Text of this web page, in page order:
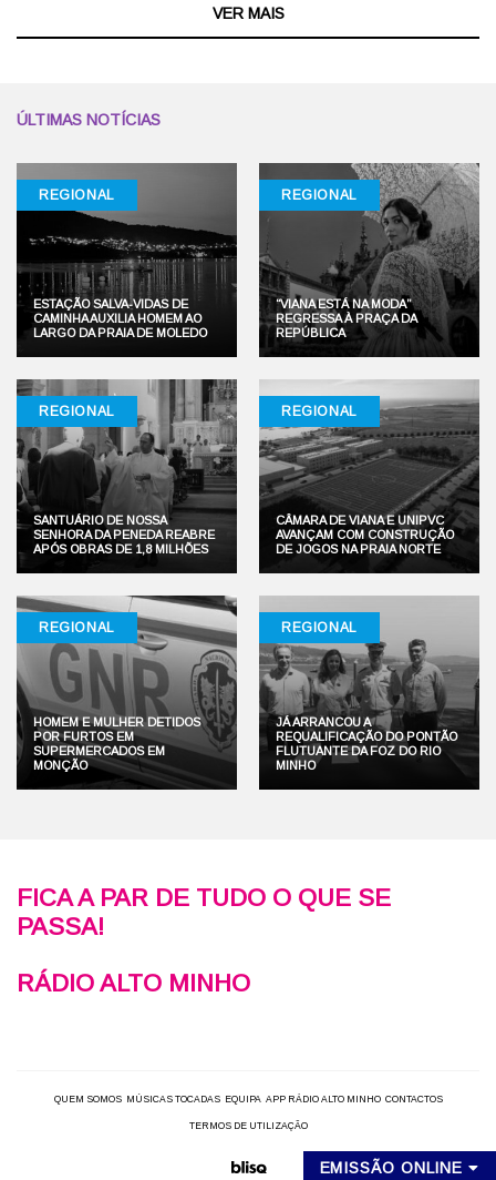
EMISSÃO ONLINE
VER MAIS
ÚLTIMAS NOTÍCIAS
REGIONAL
ESTAÇÃO SALVA-VIDAS DE
CAMINHA AUXILIA HOMEM AO
LARGO DA PRAIA DE MOLEDO
REGIONAL
“VIANA ESTÁ NA MODA”
REGRESSA À PRAÇA DA
REPÚBLICA
REGIONAL
SANTUÁRIO DE NOSSA
SENHORA DA PENEDA REABRE
APÓS OBRAS DE 1,8 MILHÕES
REGIONAL
CÂMARA DE VIANA E UNIPVC
AVANÇAM COM CONSTRUÇÃO
DE JOGOS NA PRAIA NORTE
REGIONAL
HOMEM E MULHER DETIDOS
POR FURTOS EM
SUPERMERCADOS EM
MONÇÃO
REGIONAL
JÁ ARRANCOU A
REQUALIFICAÇÃO DO PONTÃO
FLUTUANTE DA FOZ DO RIO
MINHO
FICA A PAR DE TUDO O QUE SE
PASSA!
RÁDIO ALTO MINHO
QUEM SOMOS MÚSICAS TOCADAS EQUIPA APP RÁDIO ALTO MINHO CONTACTOS
TERMOS DE UTILIZAÇÃO